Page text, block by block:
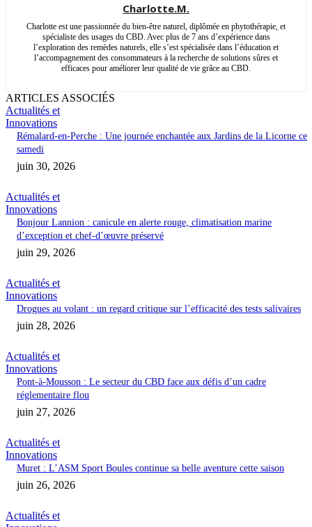
Charlotte.M.
Charlotte est une passionnée du bien-être naturel, diplômée en phytothérapie, et
spécialiste des usages du CBD. Avec plus de 7 ans d’expérience dans
l’exploration des remèdes naturels, elle s’est spécialisée dans l’éducation et
l’accompagnement des consommateurs à la recherche de solutions sûres et
efficaces pour améliorer leur qualité de vie grâce au CBD.
ARTICLES ASSOCIÉS
Actualités et
Innovations
Rémalard-en-Perche : Une journée enchantée aux Jardins de la Licorne ce
samedi
juin 30, 2026
Actualités et
Innovations
Bonjour Lannion : canicule en alerte rouge, climatisation marine
d’exception et chef-d’œuvre préservé
juin 29, 2026
Actualités et
Innovations
Drogues au volant : un regard critique sur l’efficacité des tests salivaires
juin 28, 2026
Actualités et
Innovations
Pont-à-Mousson : Le secteur du CBD face aux défis d’un cadre
réglementaire flou
juin 27, 2026
Actualités et
Innovations
Muret : L’ASM Sport Boules continue sa belle aventure cette saison
juin 26, 2026
Actualités et